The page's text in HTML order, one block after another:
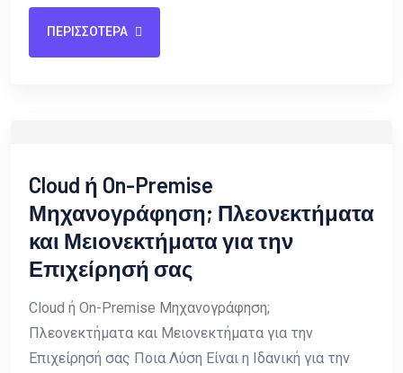
ΠΕΡΙΣΣΟΤΕΡΑ
Cloud ή On-Premise
Μηχανογράφηση; Πλεονεκτήματα
και Μειονεκτήματα για την
Επιχείρησή σας
Cloud ή On-Premise Μηχανογράφηση;
Πλεονεκτήματα και Μειονεκτήματα για την
Επιχείρησή σας Ποια Λύση Είναι η Ιδανική για την